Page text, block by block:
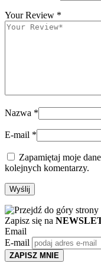
Your Review *
Nazwa *
E-mail *
Zapamiętaj moje
kolejnych komentarzy.
Zapisz się na
Email
E-mail
ZAPISZ MNIE